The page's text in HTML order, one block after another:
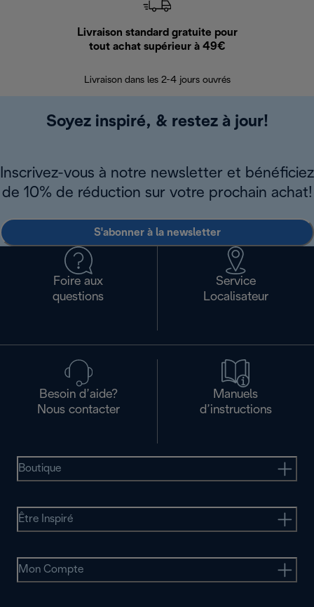
Livraison standard gratuite pour
tout achat supérieur à 49€
Livraison dans les 2-4 jours ouvrés
Soyez inspiré, & restez à jour!
Inscrivez-vous à notre newsletter et bénéficiez
de 10% de réduction sur votre prochain achat!
S'abonner à la newsletter
Foire aux
questions
Service
Localisateur
Besoin d’aide?
Nous contacter
Manuels
d’instructions
Boutique
Être Inspiré
Mon Compte